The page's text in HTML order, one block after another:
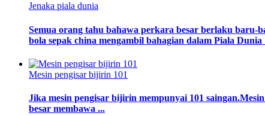
Jenaka piala dunia
Semua orang tahu bahawa perkara besar berlaku baru-
bola sepak china mengambil bahagian dalam Piala
Mesin pengisar bijirin 101
Jika mesin pengisar bijirin mempunyai 101
besar membawa ...